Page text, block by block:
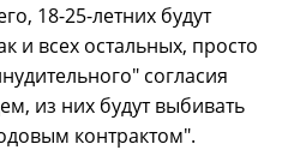
18-25-летних будут
и всех остальных, просто
согласия
из них будут выбивать
контрактом".